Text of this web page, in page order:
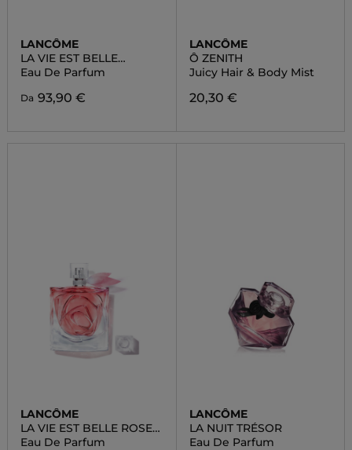
LANCÔME
LA VIE EST BELLE
VANILLE NUDE
Eau De Parfum
Da 93,90 €
LANCÔME
Ô ZENITH
Juicy Hair & Body Mist
20,30 €
LANCÔME
LA VIE EST BELLE ROSE
EXTRAORDINAIRE
Eau De Parfum
LANCÔME
LA NUIT TRÉSOR
Eau De Parfum